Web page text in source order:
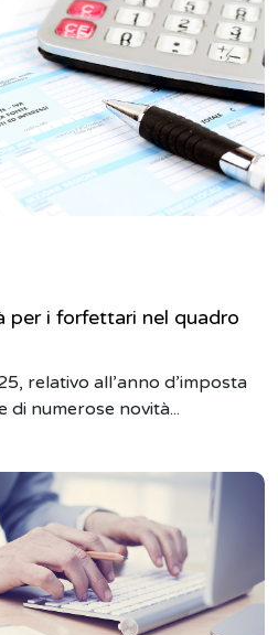
per i forfettari nel quadro
relativo all’anno d’imposta
di numerose novità...